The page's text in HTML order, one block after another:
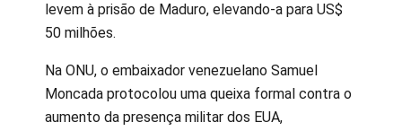
levem à prisão de Maduro, elevando-a para US$
50 milhões.
Na ONU, o embaixador venezuelano Samuel
Moncada protocolou uma queixa formal contra o
aumento da presença militar dos EUA,